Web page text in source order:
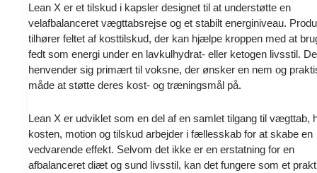
Lean X er et tilskud i kapsler designet til at understøtte en
velafbalanceret vægttabsrejse og et stabilt energiniveau.
tilhører feltet af kosttilskud, der kan hjælpe kroppen med at
fedt som energi under en lavkulhydrat- eller ketogen livsstil.
henvender sig primært til voksne, der ønsker en nem og
måde at støtte deres kost- og træningsmål på.
Lean X er udviklet som en del af en samlet tilgang til vægttab,
kosten, motion og tilskud arbejder i fællesskab for at skabe en
vedvarende effekt. Selvom det ikke er en erstatning for en
afbalanceret diæt og sund livsstil, kan det fungere som et